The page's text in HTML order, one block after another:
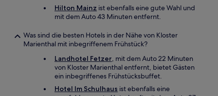
Hilton Mainz ist ebenfalls eine gute Wahl und
mit dem Auto 43 Minuten entfernt.
Was sind die besten Hotels in der Nähe von Kloster
Marienthal mit inbegriffenem Frühstück?
Landhotel Fetzer, mit dem Auto 22 Minuten
von Kloster Marienthal entfernt, bietet Gästen
ein inbegriffenes Frühstücksbuffet.
Hotel Im Schulhaus ist ebenfalls eine